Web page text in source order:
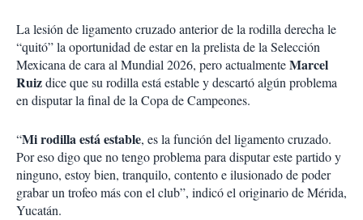
La lesión de ligamento cruzado anterior de la rodilla derecha le
“quitó” la oportunidad de estar en la prelista de la Selección
Mexicana de cara al Mundial 2026, pero actualmenteMarcel
Ruizdice que su rodilla está estable y descartó algún problema
en disputar la final de la Copa de Campeones.
“Mi rodilla está estable, es la función del ligamento cruzado.
Por eso digo que no tengo problema para disputar este partido y
ninguno, estoy bien, tranquilo, contento e ilusionado de poder
grabar un trofeo más con el club”, indicó el originario de Mérida,
Yucatán.